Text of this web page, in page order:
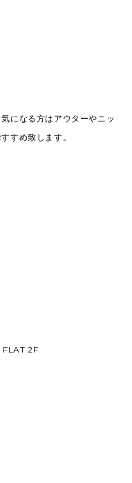
になる方はアウターやニッ
すめ致します。
FLAT 2F